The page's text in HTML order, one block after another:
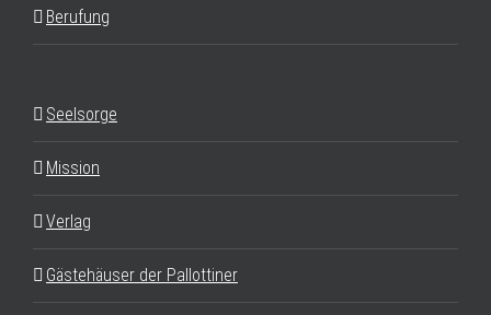
Berufung
Seelsorge
Mission
Verlag
Gästehäuser der Pallottiner